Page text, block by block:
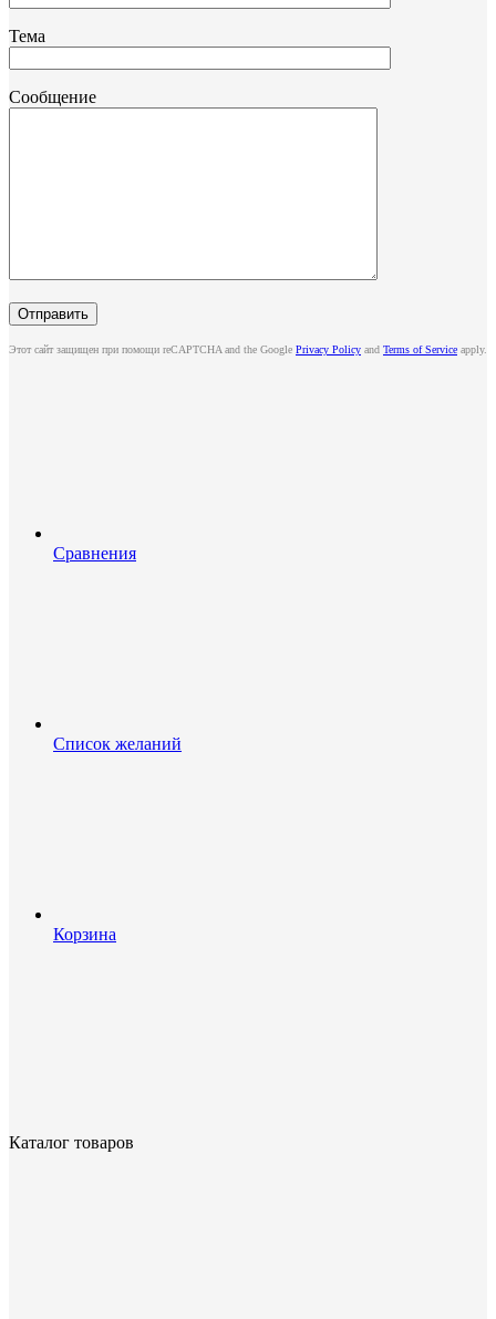
Тема
Сообщение
Этот сайт защищен при помощи reCAPTCHA and the Google Privacy Policy and Terms of Service apply.
Сравнения
Список желаний
Корзина
Каталог товаров